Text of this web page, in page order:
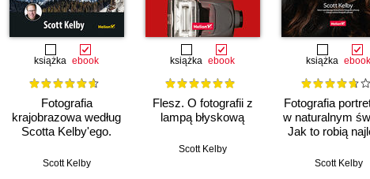
książka ebook
Fotografia
krajobrazowa według
Scotta Kelby'ego.
kroku
Scott Kelby
książka ebook
Flesz. O fotografii z
lampą błyskową
Scott Kelby
książka ebook
Fotografia
w naturalnym
Jak to robią
Scott Kelby